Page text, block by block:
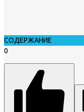
СОДЕРЖАНИЕ
0